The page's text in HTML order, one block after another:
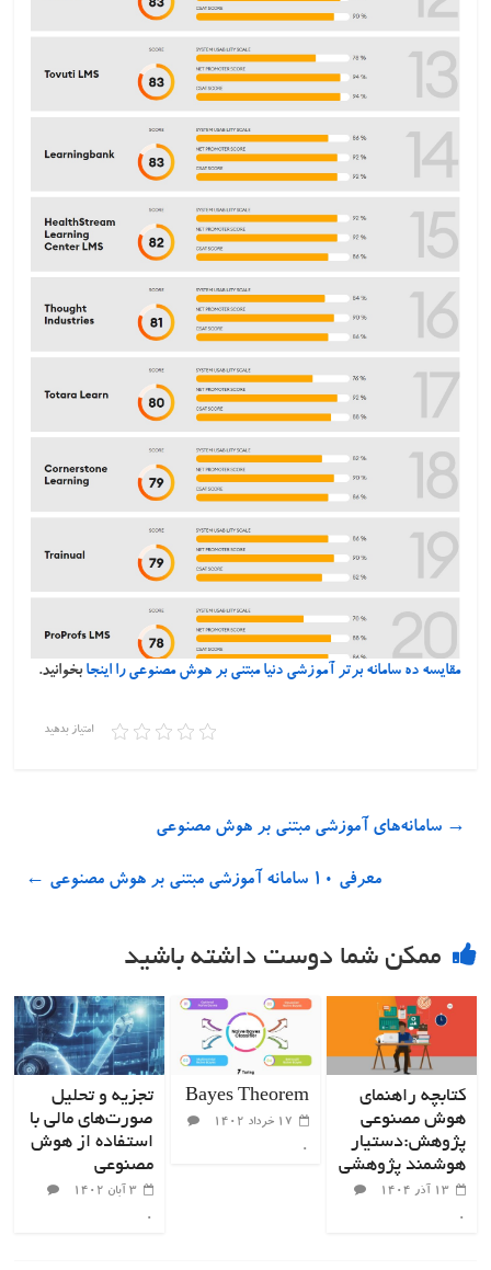
مقایسه ده سامانه برتر آموزشی دنیا مبتنی بر هوش مصنوعی رااینجابخوانید.
امتیاز بدهید
→ سامانه‌های آموزشی مبتنی بر هوش مصنوعی
معرفی ۱۰ سامانه آموزشی مبتنی بر هوش مصنوعی ←
ممکن شما دوست داشته باشید
کتابچه راهنمای
هوش مصنوعی
پژوهش:دستیار
هوشمند پژوهشی
۱۳ آذر ۱۴۰۴
۰
Bayes Theorem
۱۷ خرداد ۱۴۰۲
۰
تجزیه و تحلیل
صورت‌های مالی با
استفاده از هوش
مصنوعی
۳ آبان ۱۴۰۲
۰